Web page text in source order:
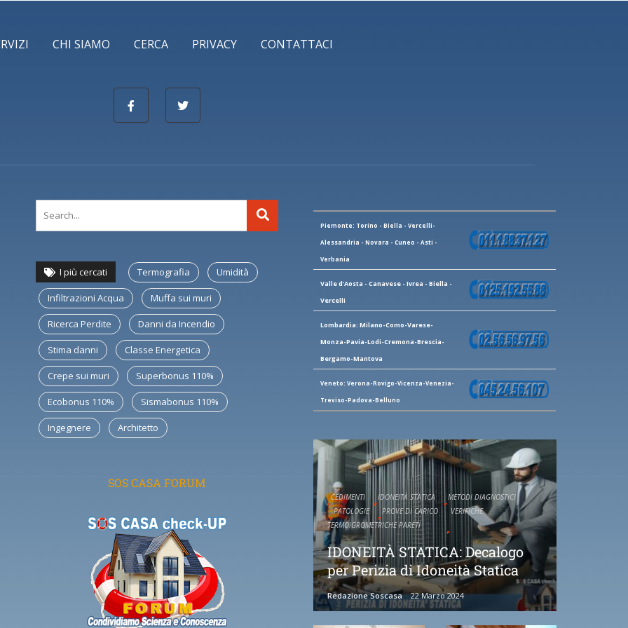
CHI SIAMO CERCA PRIVACY CONTATTACI
I più cercati Termografia Umidità
Infiltrazioni Acqua Muffa sui muri
Ricerca Perdite Danni da Incendio
Stima danni Classe Energetica
Crepe sui muri Superbonus 110%
Ecobonus 110% Sismabonus 110%
Ingegnere Architetto
SOS CASA FORUM
Piemonte: Torino - Biella - Vercelli-
Alessandria - Novara - Cuneo - Asti -
Verbania
Valle d'Aosta - Canavese - Ivrea - Biella -
Vercelli
Lombardia: Milano-Como-Varese-
Monza-Pavia-Lodi-Cremona-Brescia-
Bergamo-Mantova
Veneto: Verona-Rovigo-Vicenza-Venezia-
Treviso-Padova-Belluno
CEDIMENTI IDONEITÀ STATICA
METODI DIAGNOSTICI
PATOLOGIE
PROVE DI CARICO
VERIFICHE
TERMOIGROMETRICHE PARETI
IDONEITÀ STATICA: Decalogo
per Perizia di Idoneità Statica
Redazione Soscasa 22 Marzo 2024